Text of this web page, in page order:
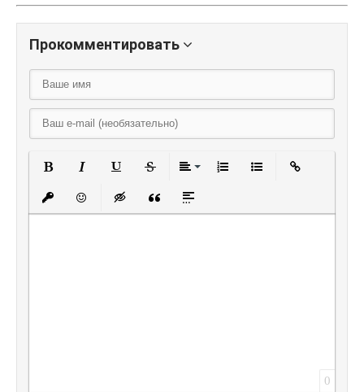
Прокомментировать
Вставить защищенную ссылку
Вставить смайлик
Вставка скрытого текста
Вставка цитаты
Вставка спойлера
0